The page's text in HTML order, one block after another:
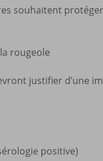
souhaitent
rougeole
justifier d’une
positive)